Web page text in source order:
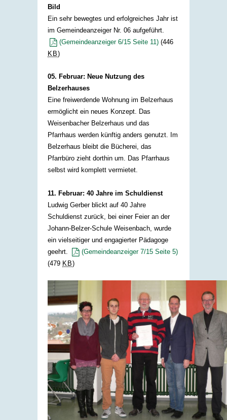
Bild
Ein sehr bewegtes und erfolgreiches Jahr ist
im Gemeindeanzeiger Nr. 06 aufgeführt.
(Gemeindeanzeiger 6/15 Seite 11) (446
KB)
05. Februar: Neue Nutzung des
Belzerhauses
Eine freiwerdende Wohnung im Belzerhaus
ermöglicht ein neues Konzept. Das
Weisenbacher Belzerhaus und das
Pfarrhaus werden künftig anders genutzt. Im
Belzerhaus bleibt die Bücherei, das
Pfarrbüro zieht dorthin um. Das Pfarrhaus
selbst wird komplett vermietet.​
11. Februar: 40 Jahre im Schuldienst
Ludwig Gerber blickt auf 40 Jahre
Schuldienst zurück, bei einer Feier an der
Johann-Belzer-Schule Weisenbach, wurde
ein vielseitiger und engagierter Pädagoge
geehrt.
(Gemeindeanzeiger 7/15 Seite 5)
(479 KB)